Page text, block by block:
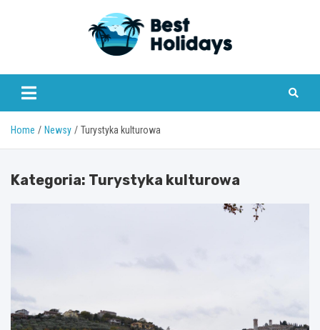
bestholidays.pl
Home Newsy Turystyka kulturowa
Kategoria: Turystyka kulturowa